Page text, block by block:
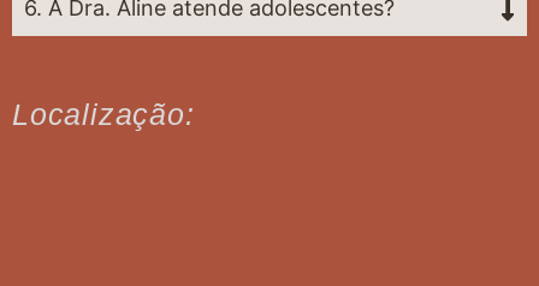
6. A Dra. Aline atende adolescentes?
Localização: